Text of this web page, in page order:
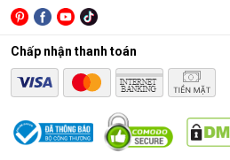
Chấp nhận thanh toán